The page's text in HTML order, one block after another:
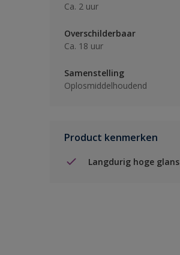
Ca. 2 uur
Overschilderbaar
Ca. 18 uur
Samenstelling
Oplosmiddelhoudend
Product kenmerken
Langdurig hoge glans